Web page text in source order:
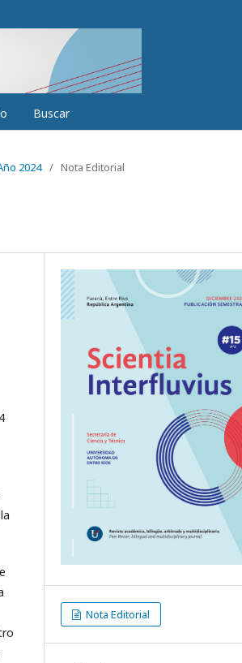
Buscar
2024 / Nota Editorial
Nota Editorial